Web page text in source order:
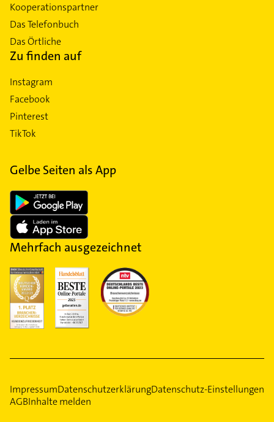
Kooperationspartner
Das Telefonbuch
Das Örtliche
Zu finden auf
Instagram
Facebook
Pinterest
TikTok
Gelbe Seiten als App
Mehrfach ausgezeichnet
ImpressumDatenschutzerklärungDatenschutz-Einstellungen
AGBInhalte melden